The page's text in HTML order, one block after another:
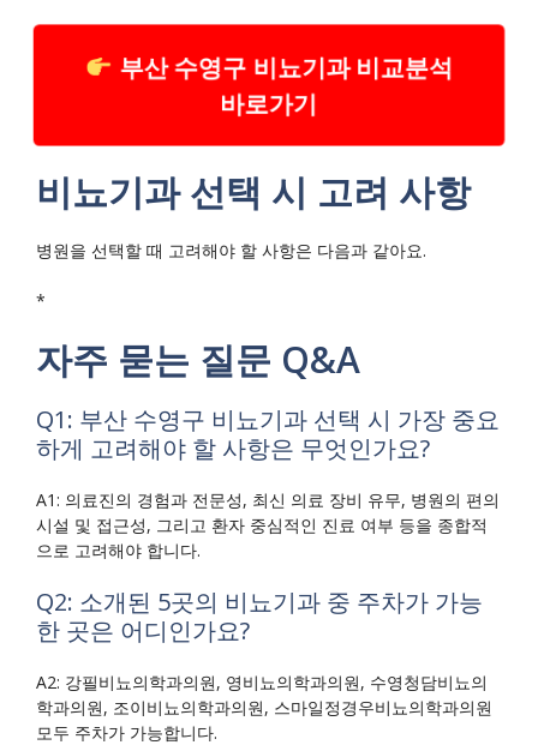
부산 수영구 비뇨기과 비교분석
바로가기
비뇨기과 선택 시 고려 사항
병원을 선택할 때 고려해야 할 사항은 다음과 같아요.
*
자주 묻는 질문 Q&A
Q1: 부산 수영구 비뇨기과 선택 시 가장 중요
하게 고려해야 할 사항은 무엇인가요?
A1: 의료진의 경험과 전문성, 최신 의료 장비 유무, 병원의 편의
시설 및 접근성, 그리고 환자 중심적인 진료 여부 등을 종합적
으로 고려해야 합니다.
Q2: 소개된 5곳의 비뇨기과 중 주차가 가능
한 곳은 어디인가요?
A2: 강필비뇨의학과의원, 영비뇨의학과의원, 수영청담비뇨의
학과의원, 조이비뇨의학과의원, 스마일정경우비뇨의학과의원
모두 주차가 가능합니다.